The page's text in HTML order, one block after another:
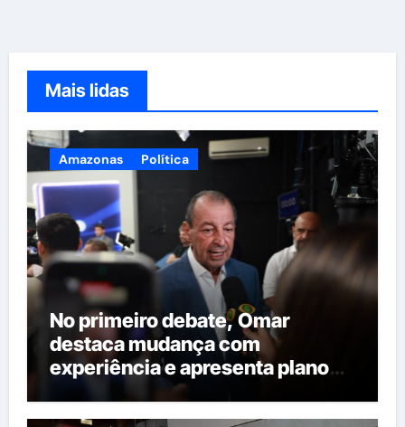
Mais lidas
Amazonas Política
No primeiro debate, Omar
destaca mudança com
experiência e apresenta plano
para reorganizar serviços
públicos